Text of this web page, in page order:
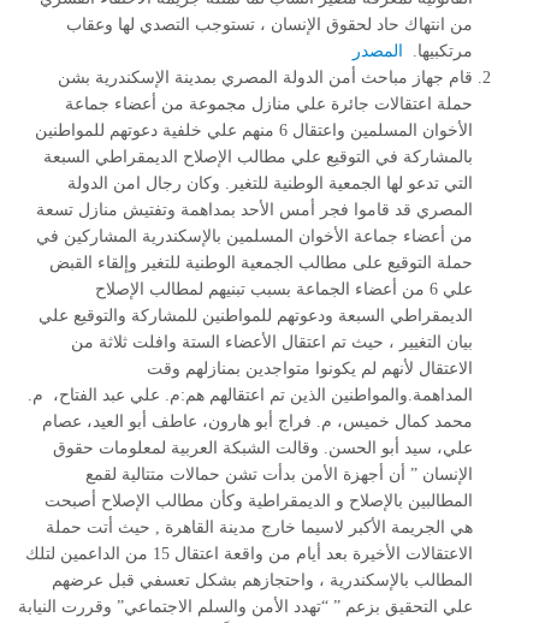
من انتهاك حاد لحقوق الإنسان ، تستوجب التصدي لها وعقاب
مرتكبيها.
المصدر
قام جهاز مباحث أمن الدولة المصري بمدينة الإسكندرية بشن
حملة اعتقالات جائرة علي منازل مجموعة من أعضاء جماعة
الأخوان المسلمين واعتقال 6 منهم علي خلفية دعوتهم للمواطنين
بالمشاركة في التوقيع علي مطالب الإصلاح الديمقراطي السبعة
التي تدعو لها الجمعية الوطنية للتغير. وكان رجال امن الدولة
المصري قد قاموا فجر أمس الأحد بمداهمة وتفتيش منازل تسعة
من أعضاء جماعة الأخوان المسلمين بالإسكندرية المشاركين في
حملة التوقيع على مطالب الجمعية الوطنية للتغير وإلقاء القبض
علي 6 من أعضاء الجماعة بسبب تبنيهم لمطالب الإصلاح
الديمقراطي السبعة ودعوتهم للمواطنين للمشاركة والتوقيع علي
بيان التغيير ، حيث تم اعتقال الأعضاء الستة وافلت ثلاثة من
الاعتقال لأنهم لم يكونوا متواجدين بمنازلهم وقت
المداهمة.والمواطنين الذين تم اعتقالهم هم:م. علي عبد الفتاح، م.
محمد كمال خميس، م. فراج أبو هارون، عاطف أبو العيد، عصام
علي، سيد أبو الحسن. وقالت الشبكة العربية لمعلومات حقوق
الإنسان ” أن أجهزة الأمن بدأت تشن حمالات متتالية لقمع
المطالبين بالإصلاح و الديمقراطية وكأن مطالب الإصلاح أصبحت
هي الجريمة الأكبر لاسيما خارج مدينة القاهرة , حيث أتت حملة
الاعتقالات الأخيرة بعد أيام من واقعة اعتقال 15 من الداعمين لتلك
المطالب بالإسكندرية ، واحتجازهم بشكل تعسفي قبل عرضهم
علي التحقيق بزعم ” “تهدد الأمن والسلم الاجتماعي” وقررت النيابة